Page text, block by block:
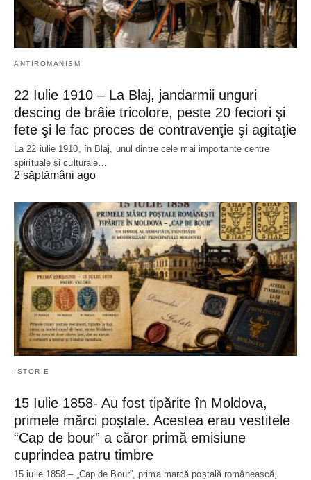
ANTIROMANISM
22 Iulie 1910 – La Blaj, jandarmii unguri
descing de brâie tricolore, peste 20 feciori şi
fete şi le fac proces de contravenţie şi agitaţie
La 22 iulie 1910, în Blaj, unul dintre cele mai importante centre
spirituale și culturale…
2 săptămâni ago
ISTORIE
15 Iulie 1858- Au fost tipărite în Moldova,
primele mărci poștale. Acestea erau vestitele
“Cap de bour” a căror primă emisiune
cuprindea patru timbre
15 iulie 1858 – „Cap de Bour”, prima marcă poștală românească,